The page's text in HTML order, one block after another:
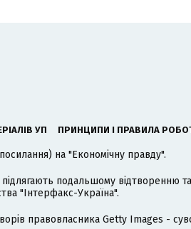
УП ПРИНЦИПИ І ПРАВИЛА
на "Економічну правду".
подальшому відтворенню
"Інтерфакс-Україна".
правовласника Getty Images -